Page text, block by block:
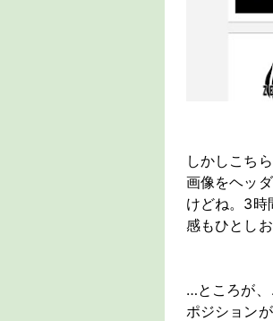
しかしこち
画像をヘッ
けどね。3時
感もひとしお
…ところが、
ポジション